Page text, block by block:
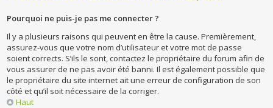
Pourquoi ne puis-je pas me connecter ?
Il y a plusieurs raisons qui peuvent en être la cause. Premièrement,
assurez-vous que votre nom d’utilisateur et votre mot de passe
soient corrects. S’ils le sont, contactez le propriétaire du forum afin de
vous assurer de ne pas avoir été banni. Il est également possible que
le propriétaire du site internet ait une erreur de configuration de son
côté et qu’il soit nécessaire de la corriger.
Haut